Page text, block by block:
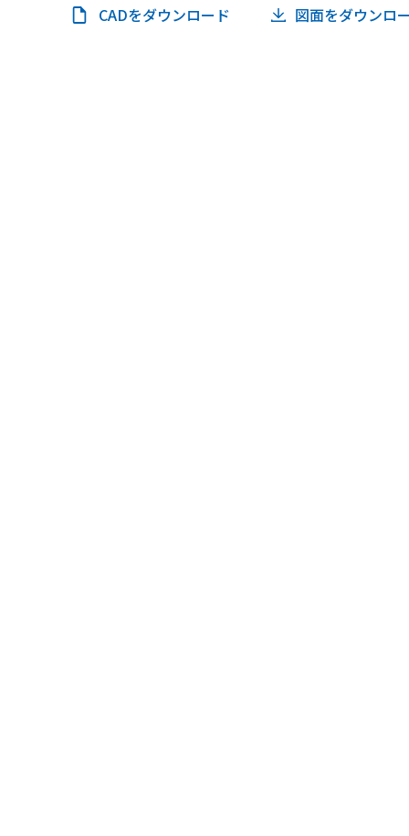
CADをダウンロード 図面をダウンロ